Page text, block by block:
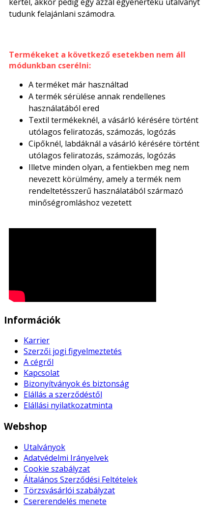
tudunk felajánlani számodra.
Termékeket a következő esetekben nem áll
módunkban cserélni:
A terméket már használtad
A termék sérülése annak rendellenes
használatából ered
Textil termékeknél, a vásárló kérésére történt
utólagos feliratozás, számozás, logózás
Cipőknél, labdáknál a vásárló kérésére történt
utólagos feliratozás, számozás, logózás
Illetve minden olyan, a fentiekben meg nem
nevezett körülmény, amely a termék nem
rendeltetésszerű használatából származó
minőségromláshoz vezetett
Információk
Karrier
Szerzői jogi figyelmeztetés
A cégről
Kapcsolat
Bizonyítványok és biztonság
Elállás a szerződéstől
Elállási nyilatkozatminta
Webshop
Utalványok
Adatvédelmi Irányelvek
Cookie szabályzat
Általános Szerződési Feltételek
Törzsvásárlói szabályzat
Csererendelés menete